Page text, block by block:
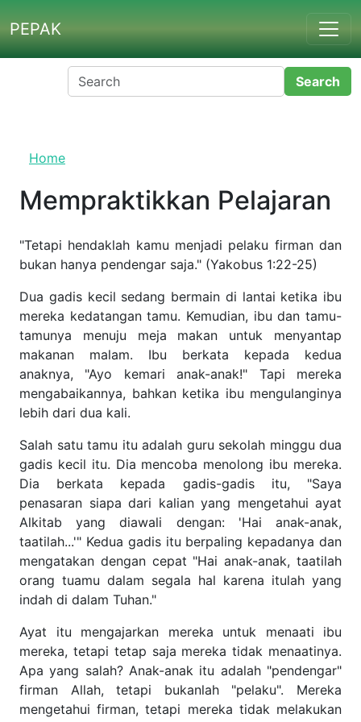
PEPAK
Home
Mempraktikkan Pelajaran
"Tetapi hendaklah kamu menjadi pelaku firman dan bukan
hanya pendengar saja." (Yakobus 1:22-25)
Dua gadis kecil sedang bermain di lantai ketika ibu mereka
kedatangan tamu. Kemudian, ibu dan tamu-tamunya
menuju meja makan untuk menyantap makanan malam. Ibu
berkata kepada kedua anaknya, "Ayo kemari anak-anak!"
Tapi mereka mengabaikannya, bahkan ketika ibu
mengulanginya lebih dari dua kali.
kecil itu. Dia mencoba menolong ibu mereka. Dia berkata
kepada gadis-gadis itu, "Saya penasaran siapa dari kalian
yang mengetahui ayat Alkitab yang diawali dengan: 'Hai
anak-anak, taatilah...'" Kedua gadis itu berpaling
kepadanya dan mengatakan dengan cepat "Hai anak-anak,
taatilah orang tuamu dalam segala hal karena itulah yang
indah di dalam Tuhan."
Ayat itu mengajarkan mereka untuk menaati ibu mereka,
salah? Anak-anak itu adalah "pendengar" firman Allah,
tetapi bukanlah "pelaku". Mereka mengetahui firman,
tetapi mereka tidak melakukan apa yang dikatakan firman.
Mengetahui firman saja tidak menolong mereka, bukan?
Mereka tidak melakukan apa yang mereka pelajari.